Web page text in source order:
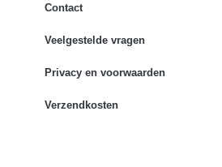
Contact
Veelgestelde vragen
Privacy en voorwaarden
Verzendkosten